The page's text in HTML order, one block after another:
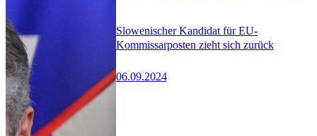
Slowenischer Kandidat für EU-
Kommissarposten zieht sich zurück
06.09.2024